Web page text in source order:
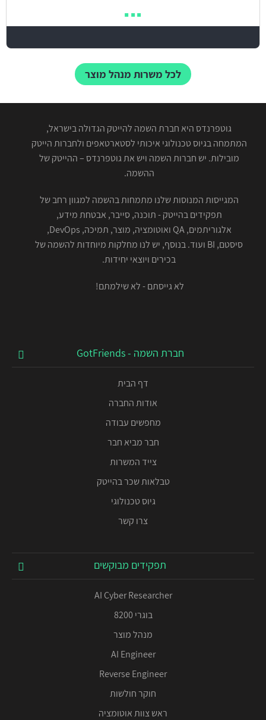
לכל משרות מנהל מוצר
גוטפרנדס היא חברת השמה להייטק הגדולה בישראל,
המתמחה בגיוס טכנולוגי איכותי לסטארטאפים ולחברות הייטק
מובילות. יש חברות השמה ויש את גוטפרנדס – ההייטק של
ההשמה.
המגייסות המנוסות שלנו מתמחות בהשמה למגוון רחב של
תפקידים בהייטק - תוכנה, סייבר, אבטחת מידע,
אלגוריתמים, QA ואוטומציה, מוצר, תמיכה, DevOps,
סיסטם, BI ועוד. בנוסף, יש לנו מחלקות מיוחדות להשמה של
בכירים ויוצאי יחידות.
לא גייסתם - לא שילמתם!
חברת השמה - GotFriends
דף הבית
אודות החברה
מחפשים עבודה
חבר מביא חבר
צייד המשרות
טבלאות שכר בהייטק
גיוס טכנולוגי
צרו קשר
תפקידים מבוקשים
AI Cyber Researcher
בוגרי 8200
מנהל מוצר
AI Engineer
Reverse Engineer
חוקר חולשות
ראש צוות אוטומציה